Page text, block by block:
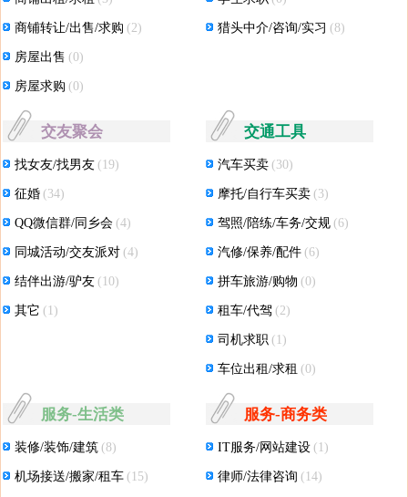
商铺转让/出售/求购 (2)
房屋出售 (0)
房屋求购 (0)
猎头中介/咨询/实习 (8)
交友聚会
找女友/找男友 (19)
征婚 (34)
QQ微信群/同乡会 (4)
同城活动/交友派对 (4)
结伴出游/驴友 (10)
其它 (1)
交通工具
汽车买卖 (30)
摩托/自行车买卖 (3)
驾照/陪练/车务/交规 (6)
汽修/保养/配件 (6)
拼车旅游/购物 (0)
租车/代驾 (2)
司机求职 (1)
车位出租/求租 (0)
服务-生活类
装修/装饰/建筑 (8)
机场接送/搬家/租车 (15)
服务-商务类
IT服务/网站建设 (1)
律师/法律咨询 (14)